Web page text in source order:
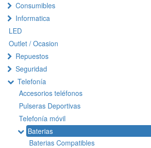
Consumibles
Informatica
LED
Outlet / Ocasion
Repuestos
Seguridad
Telefonía
Accesorios teléfonos
Pulseras Deportivas
Telefonía móvil
Baterias
Baterias Compatibles